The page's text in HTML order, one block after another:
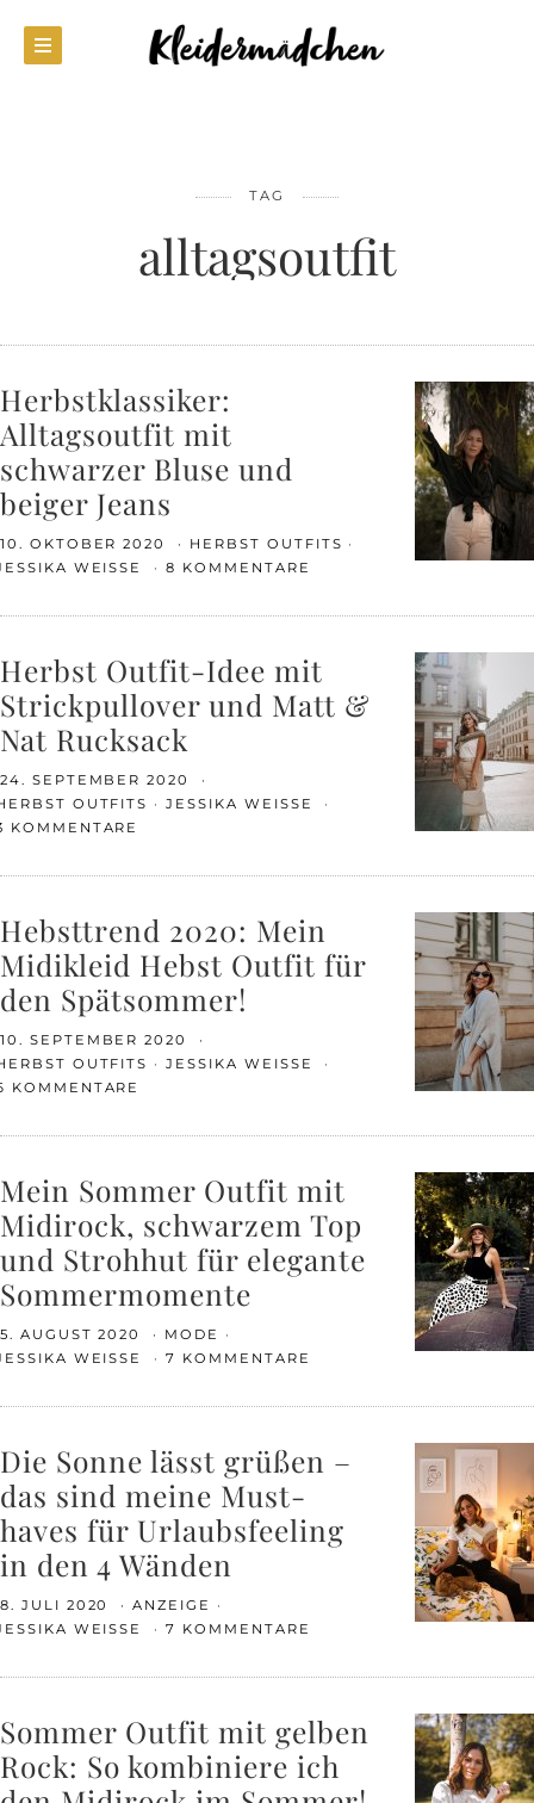
TAG
alltagsoutfit
Herbstklassiker:
Alltagsoutfit mit
schwarzer Bluse und
beiger Jeans
10. OKTOBER 2020
HERBST OUTFITS
WEISSE
8 KOMMENTARE
Herbst Outfit-Idee mit
Strickpullover und Matt &
Nat Rucksack
24. SEPTEMBER 2020
OUTFITS
JESSIKA WEISSE
KOMMENTARE
Hebsttrend 2020: Mein
Midikleid Hebst Outfit für
den Spätsommer!
10. SEPTEMBER 2020
OUTFITS
JESSIKA WEISSE
KOMMENTARE
Mein Sommer Outfit mit
Midirock, schwarzem Top
und Strohhut für elegante
Sommermomente
5. AUGUST 2020
MODE
WEISSE
7 KOMMENTARE
Die Sonne lässt grüßen –
das sind meine Must-
haves für Urlaubsfeeling
in den 4 Wänden
8. JULI 2020
ANZEIGE
WEISSE
7 KOMMENTARE
Sommer Outfit mit gelben
Rock: So kombiniere ich